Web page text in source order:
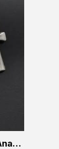
2’li Ankh Anahtarı - Nil’in Anahtarı Erkek Kadın Kolye Seti